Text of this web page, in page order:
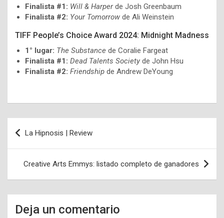
Finalista #1: Will & Harperde Josh Greenbaum
Finalista #2: Your Tomorrow de Ali Weinstein
TIFF People’s Choice Award 2024: Midnight Madness
1° lugar: The Substance de Coralie Fargeat
Finalista #1: Dead Talents Society de John Hsu
Finalista #2: Friendship de Andrew DeYoung
Navegación
de
entradas
La Hipnosis | Review
Creative Arts Emmys: listado completo de ganadores
Deja un comentario